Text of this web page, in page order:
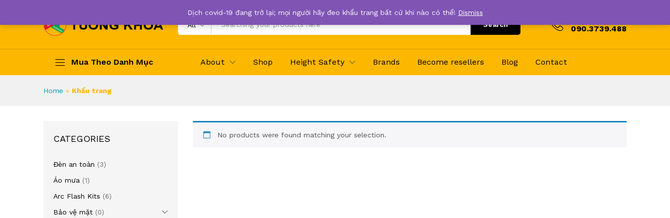
All Search 090.3739.488
Mua Theo Danh Mục About Shop Height Safety Brands Become resellers Blog Contact
Home » Khẩu trang
No products were found matching your selection.
CATEGORIES
Đèn an toàn (3)
Áo mưa (1)
Arc Flash Kits (6)
Bảo vệ mặt (0)
Dịch covid-19 đang trở lại; mọi người hãy đeo khẩu trang bất cứ khi nào có thể! Dismiss